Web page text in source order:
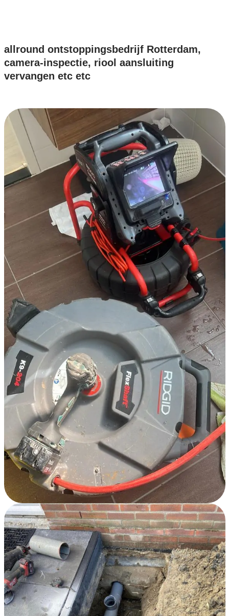
allround ontstoppingsbedrijf Rotterdam,
camera-inspectie, riool aansluiting
vervangen etc etc